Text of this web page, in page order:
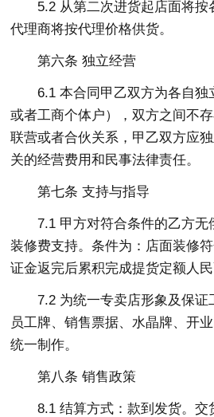
5.2 从第二次进货起店面将按
代理商将按代理价格供货。
第六条 独立经营
6.1 本合同甲乙双方为各自独
或者工商个体户），双方之间不
联营或者合伙关系，甲乙双方应
关的经营费用和民事法律责任。
第七条 支持与指导
7.1 甲方对符合条件的乙方无
装修费支持。条件为：店面装修
证金返完后累积完成提货定额人民
7.2 为统一专卖店形象及保证
员工牌、销售票据、水晶牌、开
统一制作。
第八条 销售政策
8.1 结算方式：款到发货。交